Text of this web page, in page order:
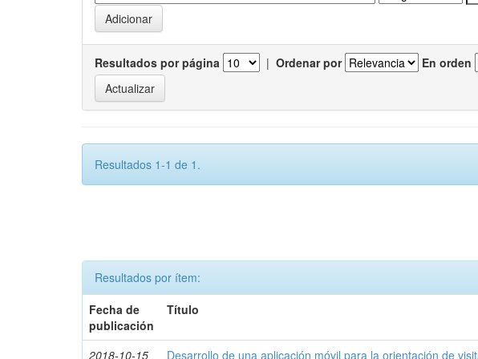
Resultados por página | Ordenar por En orden
Resultados 1-1 de 1.
Resultados por ítem:
Fecha de
publicación
Título
2018-10-15 Desarrollo de una aplicación móvil para la orientación de